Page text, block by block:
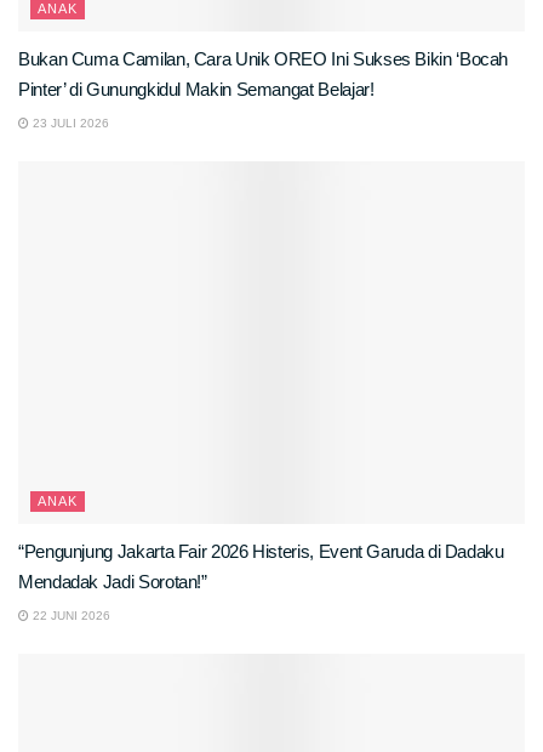
ANAK
Bukan Cuma Camilan, Cara Unik OREO Ini Sukses Bikin ‘Bocah
Pinter’ di Gunungkidul Makin Semangat Belajar!
23 JULI 2026
ANAK
“Pengunjung Jakarta Fair 2026 Histeris, Event Garuda di Dadaku
Mendadak Jadi Sorotan!”
22 JUNI 2026